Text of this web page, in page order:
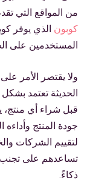
من المواقع التي
كوبون الذي يوفر
المستخدمين على
ولا يقتصر الأمر
الحديثة تعتمد
قبل شراء أي
جودة المنتج
لتقييم الشركات
تساعدهم على تجنب
ذكاءً.